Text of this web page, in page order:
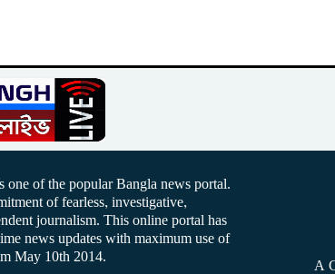
one of the popular Bangla news portal.
of fearless, investigative,
journalism. This online portal has
news updates with maximum use of
May 10th 2014.
A